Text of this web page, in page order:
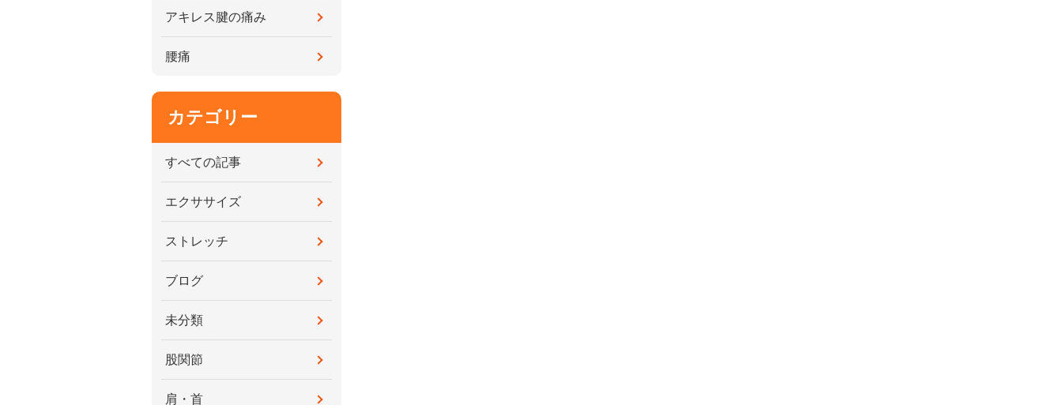
アキレス腱の痛み
腰痛
カテゴリー
すべての記事
エクササイズ
ストレッチ
ブログ
未分類
股関節
肩・首